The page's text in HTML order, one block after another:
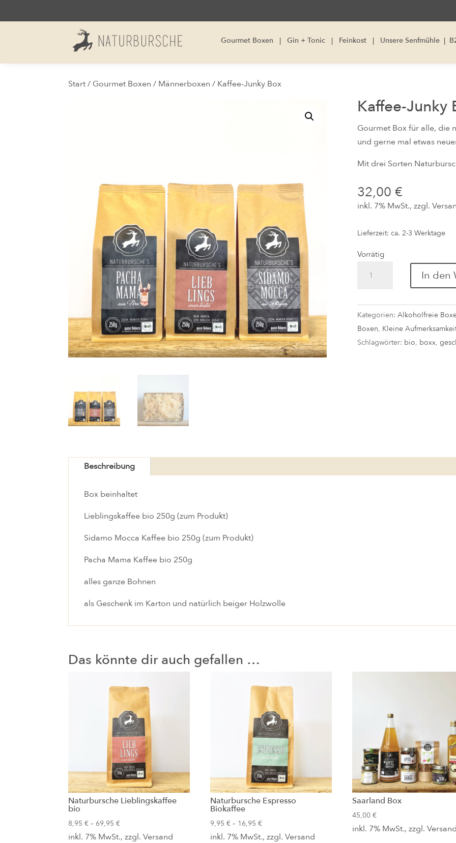
Gourmet Boxen |Gin + Tonic | Feinkost | Unsere Senfmühle |
Start/ Gourmet Boxen / Männerboxen / Kaffee-Junky Box
Kaffee-Junky
Gourmet Box für alle, die
und gerne mal etwas
Mit drei Sorten
32,00 €
inkl. 7% MwSt., zzgl.
Lieferzeit: ca. 2-3 Werktage
Vorrätig
Junky
Menge
In den
Kategorien: Alkoholfreie
Boxen, Kleine
Schlagwörter: bio, boxx,
Beschreibung
Box beinhaltet
Lieblingskaffee bio 250g(zum Produkt)
Sidamo Mocca Kaffee bio 250g (zum Produkt)
Pacha Mama Kaffee bio 250g
alles ganze Bohnen
als Geschenk im Karton und natürlich beiger Holzwolle
Das könnte dir auch gefallen …
Naturbursche Lieblingskaffee
bio
8,95€ – 69,95€Preisspanne:
8,95 €
inkl. 7% MwSt., zzgl.Versand
Naturbursche Espresso
Biokaffee
9,95€ – 16,95€Preisspanne:
9,95 €
inkl. 7% MwSt., zzgl.Versand
Saarland Box
45,00€
inkl. 7% MwSt., zzgl.